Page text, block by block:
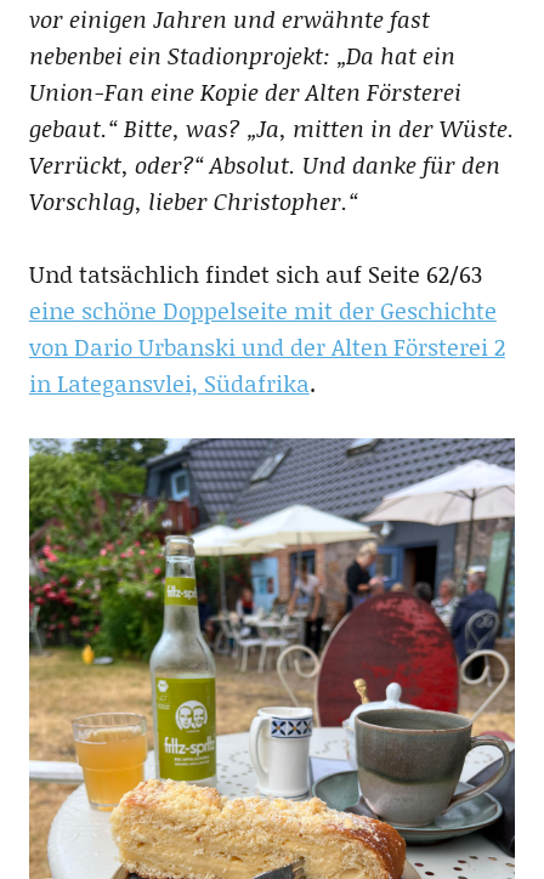
vor einigen Jahren und erwähnte fast
nebenbei ein Stadionprojekt: „Da hat ein
Union-Fan eine Kopie der Alten Försterei
gebaut.“ Bitte, was? „Ja, mitten in der Wüste.
Verrückt, oder?“ Absolut. Und danke für den
Vorschlag, lieber Christopher.“
Und tatsächlich findet sich auf Seite 62/63
eine schöne Doppelseite mit der Geschichte
von Dario Urbanski und der Alten Försterei 2
in Lategansvlei, Südafrika.